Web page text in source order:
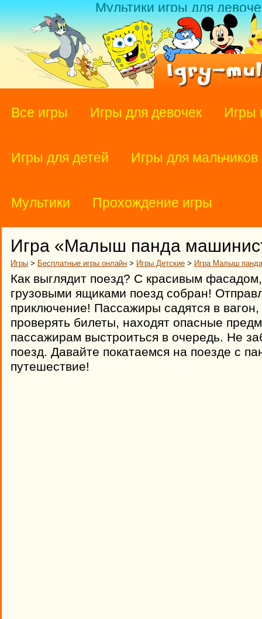
Мультики игры для
Все игры Игры для девочек Игры
Игры для детей Игры для мальчиков
Мультики Прохождение игры
Игра «Малыш панда
Игры > Бесплатные игры онлайн > Игры Детские > Игра Малыш
Как выглядит поезд? С красивым
грузовыми ящиками поезд собран!
приключение! Пассажиры садятся в
проверять билеты, находят опасные
пассажирам выстроиться в очередь. Не
поезд. Давайте покатаемся на поезде с
путешествие!